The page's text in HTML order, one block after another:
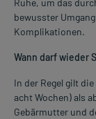
Ruhe, um das
bewusster
Komplikationen.
Wann darf wieder
In der Regel gilt
acht Wochen) als
Gebärmutter und